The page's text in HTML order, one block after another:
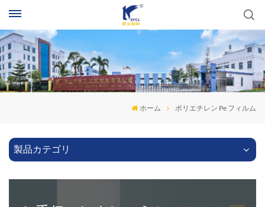
ホーム ポリエチレン Pe フィルム
製品カテゴリ